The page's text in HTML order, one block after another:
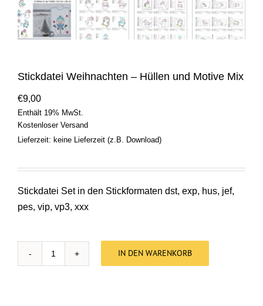
Stickdatei Weihnachten – Hüllen und Motive Mix
€9,00
Enthält 19% MwSt.
Kostenloser Versand
Lieferzeit: keine Lieferzeit (z.B. Download)
Stickdatei Set in den Stickformaten dst, exp, hus, jef,
pes, vip, vp3, xxx
IN DEN WARENKORB